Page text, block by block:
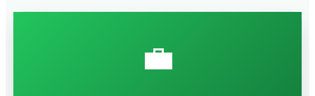
💼